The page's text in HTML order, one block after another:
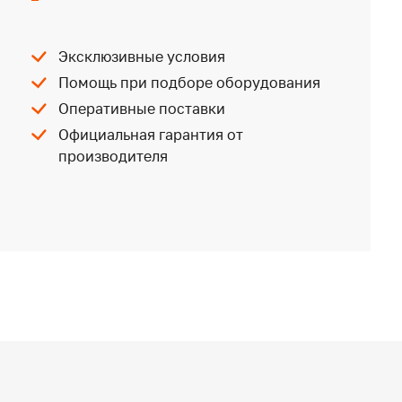
Эксклюзивные условия
Помощь при подборе оборудования
Оперативные поставки
Официальная гарантия от
производителя